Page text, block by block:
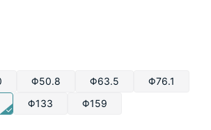
Φ50.8 Φ63.5
Φ76.1
Φ133 Φ159